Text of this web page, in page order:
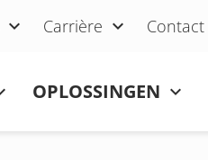
Carrière Contact
OPLOSSINGEN